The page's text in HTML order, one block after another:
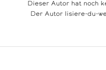
Dieser Autor hat noch
Der Autor
lisiere-du-